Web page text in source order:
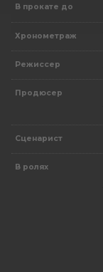
В прокате до
Хронометраж
Режиссер
Продюсер
Сценарист
В ролях